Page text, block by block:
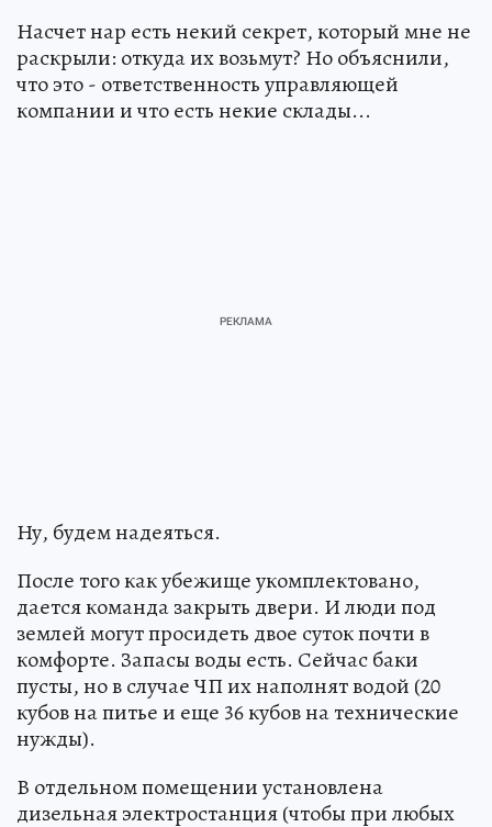
Насчет нар есть некий секрет, который мне не
раскрыли: откуда их возьмут? Но объяснили,
что это - ответственность управляющей
компании и что есть некие склады...
Ну, будем надеяться.
После того как убежище укомплектовано,
дается команда закрыть двери. И люди под
землей могут просидеть двое суток почти в
комфорте. Запасы воды есть. Сейчас баки
пусты, но в случае ЧП их наполнят водой (20
кубов на питье и еще 36 кубов на технические
нужды).
В отдельном помещении установлена
дизельная электростанция (чтобы при любых